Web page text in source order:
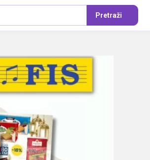
Pretraži